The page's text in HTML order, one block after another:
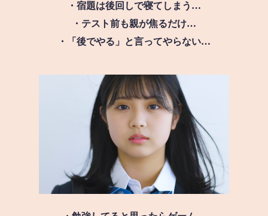
・宿題は後回しで寝てしまう…
・テスト前も親が焦るだけ…
・「後でやる」と言ってやらない…